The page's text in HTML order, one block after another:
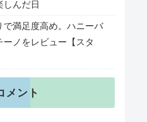
しんだ日
で満足度高め。ハニーバ
ーノをレビュー【スタ
メント